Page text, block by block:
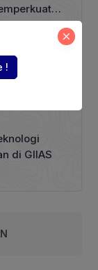
di GIIAS
!